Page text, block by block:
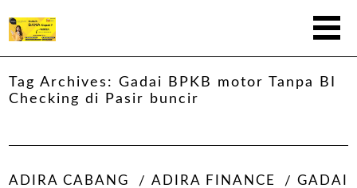
Tag Archives:Gadai BPKB motor Tanpa BI
Checking di Pasir buncir
ADIRA CABANG ADIRA FINANCE
GADAI